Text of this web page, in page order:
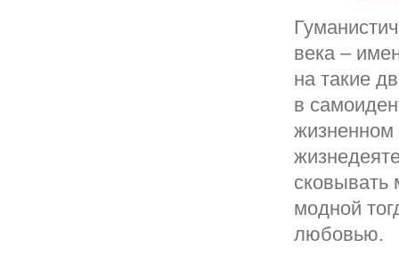
века –
на такие
в
модной
любовью.